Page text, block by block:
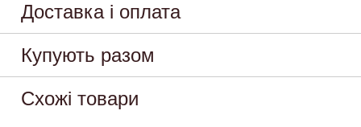
Доставка і оплата
Купують разом
Схожі товари